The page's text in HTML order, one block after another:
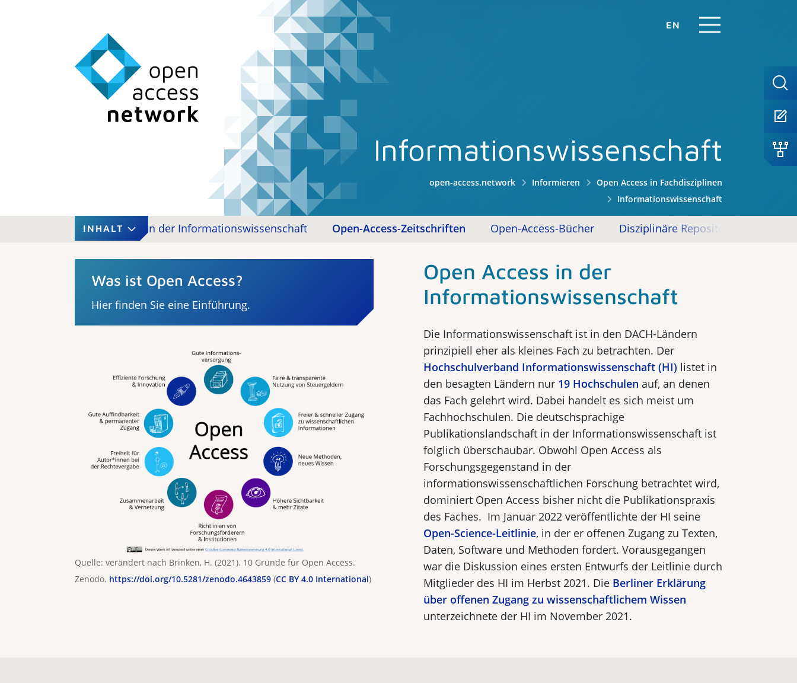
EN
Informationswissenschaft
open-access.network Informieren
Open Access in Fachdisziplinen
Informationswissenschaft
INHALT
Open Access in der Informations­wissenschaft Open-Access-Zeitschriften Open-Access-Bücher Disziplinäre Repositorien
Was ist Open Access?
Hier finden Sie eine Einführung.
Quelle: verändert nach Brinken, H. (2021). 10 Gründe für Open Access.
Zenodo. https://doi.org/10.5281/zenodo.4643859 (CC BY 4.0 International)
Open Access in der
Informations­wissenschaft
Die Informationswissenschaft ist in den DACH-Ländern
prinzipiell eher als kleines Fach zu betrachten. Der
Hochschulverband Informationswissenschaft (HI) listet in
den besagten Ländern nur 19 Hochschulen auf, an denen
das Fach gelehrt wird. Dabei handelt es sich meist um
Fachhochschulen. Die deutschsprachige
Publikationslandschaft in der Informationswissenschaft ist
folglich überschaubar. Obwohl Open Access als
Forschungsgegenstand in der
informationswissenschaftlichen Forschung betrachtet wird,
dominiert Open Access bisher nicht die Publikationspraxis
des Faches. Im Januar 2022 veröffentlichte der HI seine
Open-Science-Leitlinie, in der er offenen Zugang zu Texten,
Daten, Software und Methoden fordert. Vorausgegangen
war die Diskussion eines ersten Entwurfs der Leitlinie durch
Mitglieder des HI im Herbst 2021. Die Berliner Erklärung
über offenen Zugang zu wissenschaftlichem Wissen
unterzeichnete der HI im November 2021.